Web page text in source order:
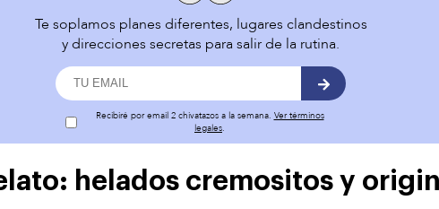
Te soplamos planes diferentes, lugares clandestinos
y direcciones secretas para salir de la rutina.
Recibiré por email 2 chivatazos a la semana. Ver términos
legales.
helados cremositos y